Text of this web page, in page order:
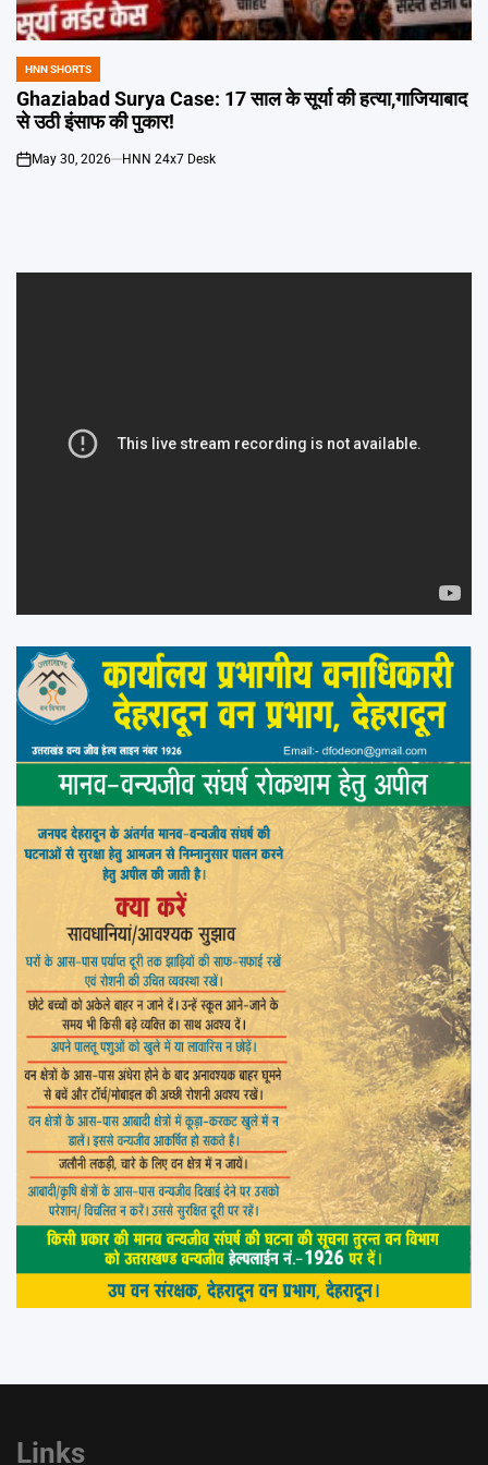
POSTED
IN
HNN SHORTS
Ghaziabad Surya Case: 17 साल के सूर्या की हत्या,गाजियाबाद
से उठी इंसाफ की पुकार!
on
May 30, 2026 HNN 24x7 Desk
Links